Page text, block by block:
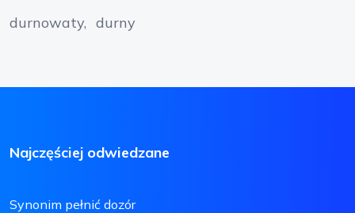
durnowaty durny
Najczęściej odwiedzane
Synonim pełnić dozór